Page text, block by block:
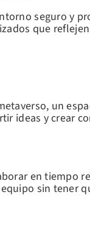
seguro y
que
un
ideas y crear
en
sin tener